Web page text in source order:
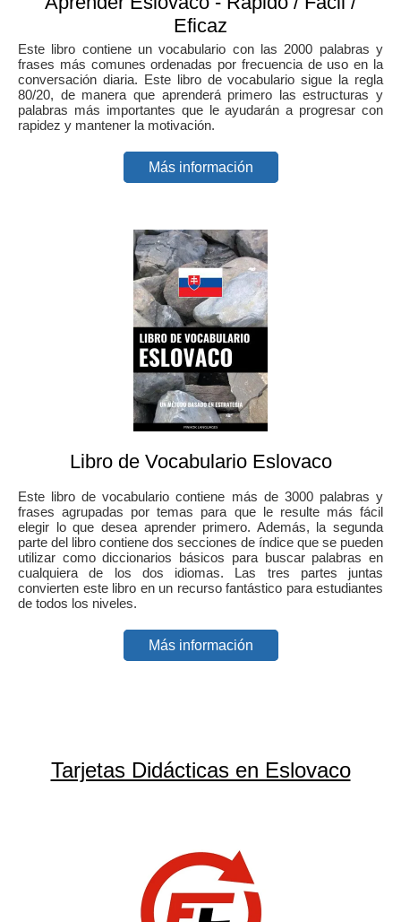
Eficaz
Este libro contiene un vocabulario con las 2000 palabras y
frases más comunes ordenadas por frecuencia de uso en la
conversación diaria. Este libro de vocabulario sigue la regla
80/20, de manera que aprenderá primero las estructuras y
palabras más importantes que le ayudarán a progresar con
rapidez y mantener la motivación.
Más información
Libro de Vocabulario Eslovaco
Este libro de vocabulario contiene más de 3000 palabras y
frases agrupadas por temas para que le resulte más fácil
elegir lo que desea aprender primero. Además, la segunda
parte del libro contiene dos secciones de índice que se pueden
utilizar como diccionarios básicos para buscar palabras en
cualquiera de los dos idiomas. Las tres partes juntas
convierten este libro en un recurso fantástico para estudiantes
de todos los niveles.
Más información
Tarjetas Didácticas en Eslovaco